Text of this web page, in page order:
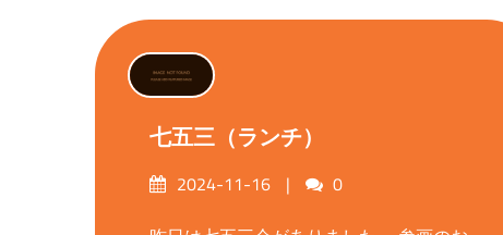
七五三（ランチ）
Posted2024-11-16 Comments
0